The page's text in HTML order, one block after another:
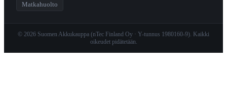
Matkahuolto
© 2026 Suomen Akkukauppa (nTec Finland Oy · Y-tunnus 1980160-9). Kaikki
oikeudet pidätetään.